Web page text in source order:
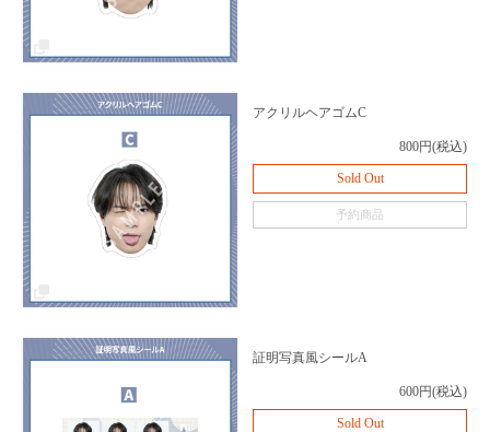
アクリルヘアゴムC
800円(税込)
Sold Out
予約商品
証明写真風シールA
600円(税込)
Sold Out